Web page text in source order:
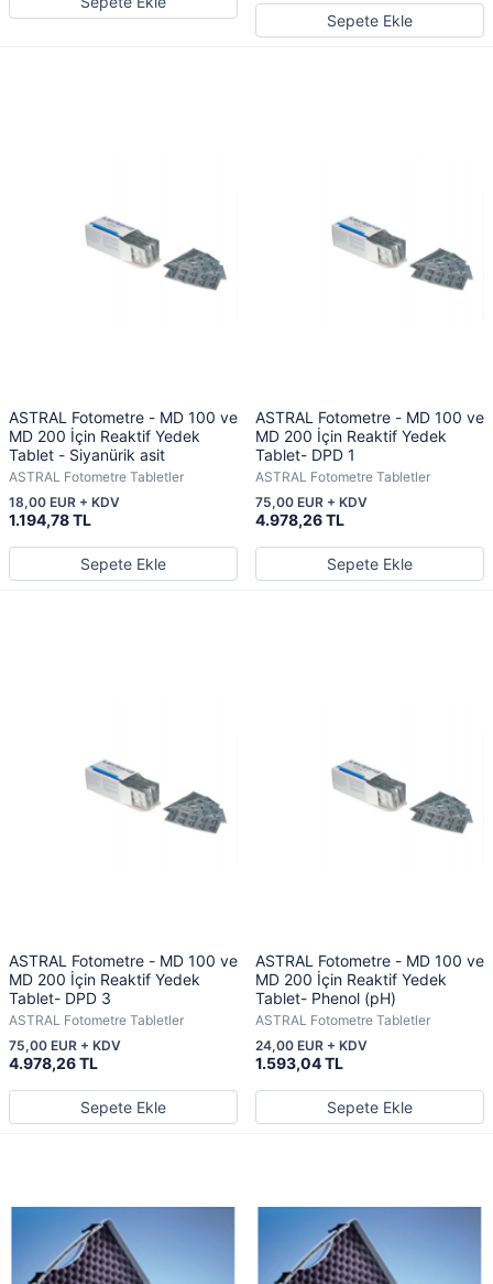
Sepete Ekle
ASTRAL Fotometre - MD 100 ve
MD 200 İçin Reaktif Yedek
Tablet - Siyanürik asit
ASTRAL Fotometre Tabletler
1.194,78 TL
18,00 EUR + KDV
Sepete Ekle
ASTRAL Fotometre - MD 100 ve
MD 200 İçin Reaktif Yedek
Tablet- DPD 1
ASTRAL Fotometre Tabletler
4.978,26 TL
75,00 EUR + KDV
Sepete Ekle
ASTRAL Fotometre - MD 100 ve
MD 200 İçin Reaktif Yedek
Tablet- DPD 3
ASTRAL Fotometre Tabletler
4.978,26 TL
75,00 EUR + KDV
Sepete Ekle
ASTRAL Fotometre - MD 100 ve
MD 200 İçin Reaktif Yedek
Tablet- Phenol (pH)
ASTRAL Fotometre Tabletler
1.593,04 TL
24,00 EUR + KDV
Sepete Ekle